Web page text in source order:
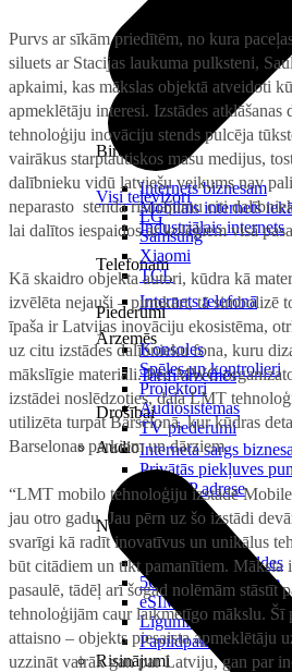
Birojam
Internets biznesam
Mobilais internets
Industriālais internets
Telefonam
Internets telefonā
Ārzemēs
Tarifi ārzemēs
Drošībai
Interneta sargs
Privātās piekļuves
Reālā IP adrese
Noderīgi
Jautājumi un atbildes
5G pārklājuma karte
eSIM tehnoloģija
Līgumi un noteikumi
Papildpakalpojumi
Risinājumi
Visi televizori
LG
Samsung
Xiaomi
TCL
Piederumi
Konsoles
Spēles un kontrolieri
Projektori
Audiosistēmas
TV piederumi
Audio
Purvs ar sīkām priedītēm, no kura
siluets ar Stacijas laukuma pulksteni,
apkaimi, kas mākslas objektā atveidoti
apmeklētāju interesi. Izstādes atklāšanas
tehnoloģiju inovāciju stends pulcēja
vairākus starptautiskos masu medijus,
dalībnieku vidū latviešu veikums nav
neparasto stenda risinājumu citi
lai dalītos iespaidos ar kolēģiem visā
Kā skaidro objekta autori, kūdra kā
izvēlēta nejauši – pirmkārt, tā simbolizē
īpaša ir Latvijas inovāciju ekosistēma,
uz citu izstādes dalībnieku fona, kuru
mākslīgie materiāli. Pēc MWC
izstādei noslēdzoties, daļa LMT
utilizēta turpat Barselonā, kur kūdras
Barselonas parkiem un dārziem.
“LMT mobilo tehnoloģiju izstādē
jau otro gadu. Jau pērn uz šo izstādi
svarīgi kā radīt inovatīvus un unikālus
būt citādiem un tikt pamanītiem. Māksla
pasaulē, tādēļ arī šogad nolēmām stāstīt
tehnoloģijām caur laikmetīgo mākslu. Šī
attaisno – objekts piesaista apmeklētāju
uzzināt vairāk gan par Latviju, gan par